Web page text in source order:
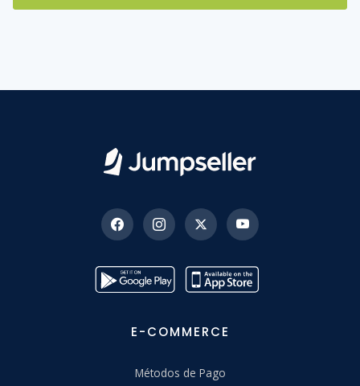
E-COMMERCE
Métodos de Pago